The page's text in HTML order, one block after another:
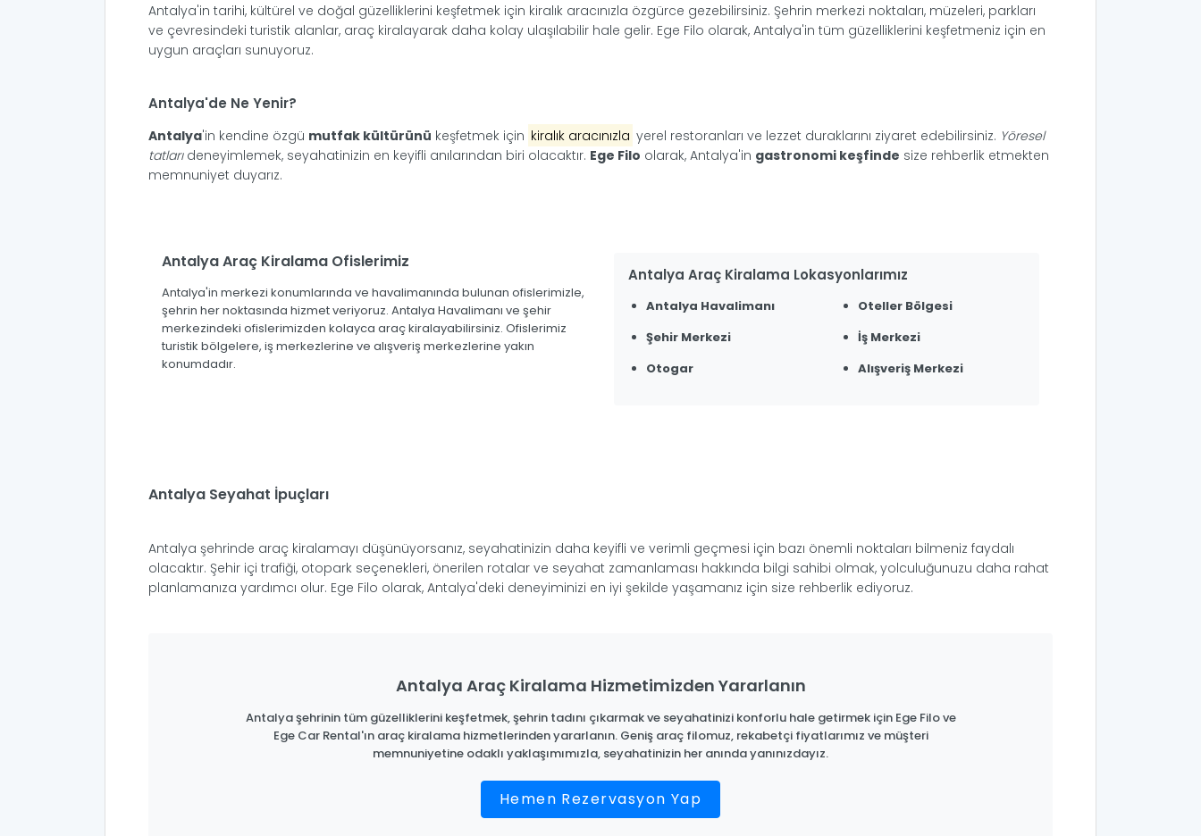
Antalya'in tarihi, kültürel ve doğal güzelliklerini keşfetmek için kiralık aracınızla özgürce gezebilirsiniz. Şehrin merkezi noktaları, müzeleri, parkları
ve çevresindeki turistik alanlar, araç kiralayarak daha kolay ulaşılabilir hale gelir. Ege Filo olarak, Antalya'in tüm güzelliklerini keşfetmeniz için en
uygun araçları sunuyoruz.
Antalya'de Ne Yenir?
Antalya'in kendine özgü mutfak kültürünü keşfetmek için kiralık aracınızla yerel restoranları ve lezzet duraklarını ziyaret edebilirsiniz. Yöresel
tatlarıdeneyimlemek, seyahatinizin en keyifli anılarından biri olacaktır. Ege Filo olarak, Antalya'in gastronomi keşfinde size rehberlik etmekten
memnuniyet duyarız.
Antalya Araç Kiralama Ofislerimiz
Antalya'in merkezi konumlarında ve havalimanında bulunan ofislerimizle,
şehrin her noktasında hizmet veriyoruz. Antalya Havalimanı ve şehir
merkezindeki ofislerimizden kolayca araç kiralayabilirsiniz. Ofislerimiz
turistik bölgelere, iş merkezlerine ve alışveriş merkezlerine yakın
konumdadır.
Antalya Araç Kiralama Lokasyonlarımız
Antalya Havalimanı
Şehir Merkezi
Otogar
Oteller Bölgesi
İş Merkezi
Alışveriş Merkezi
Antalya Seyahat İpuçları
Antalya şehrinde araç kiralamayı düşünüyorsanız, seyahatinizin daha keyifli ve verimli geçmesi için bazı önemli noktaları bilmeniz faydalı
olacaktır. Şehir içi trafiği, otopark seçenekleri, önerilen rotalar ve seyahat zamanlaması hakkında bilgi sahibi olmak, yolculuğunuzu daha rahat
planlamanıza yardımcı olur. Ege Filo olarak, Antalya'deki deneyiminizi en iyi şekilde yaşamanız için size rehberlik ediyoruz.
Antalya Araç Kiralama Hizmetimizden Yararlanın
Antalya şehrinin tüm güzelliklerini keşfetmek, şehrin tadını çıkarmak ve seyahatinizi konforlu hale getirmek için Ege Filo ve
Ege Car Rental'ın araç kiralama hizmetlerinden yararlanın. Geniş araç filomuz, rekabetçi fiyatlarımız ve müşteri
memnuniyetine odaklı yaklaşımımızla, seyahatinizin her anında yanınızdayız.
Hemen Rezervasyon Yap